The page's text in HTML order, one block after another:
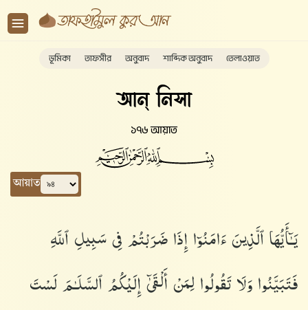
ভূমিকা তাফসীর অনুবাদ শাব্দিক অনুবাদ তেলাওয়াত
আন্ নিসা
১৭৬ আয়াত
আয়াত
يَـٰٓأَيُّهَا ٱلَّذِينَ ءَامَنُوٓا۟ إِذَا ضَرَبْتُمْ فِى سَبِيلِ ٱللَّهِ
فَتَبَيَّنُوا۟ وَلَا تَقُولُوا۟ لِمَنْ أَلْقَىٰٓ إِلَيْكُمُ ٱلسَّلَـٰمَ لَسْتَ